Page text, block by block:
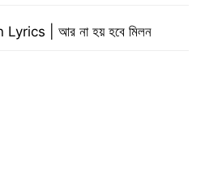
| আর না হয় হবে মিলন